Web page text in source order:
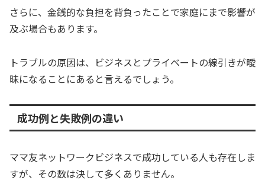
さらに、金銭的な負担を背負ったことで家庭にまで影響が
及ぶ場合もあります。
トラブルの原因は、ビジネスとプライベートの線引きが曖
昧になることにあると言えるでしょう。
成功例と失敗例の違い
ママ友ネットワークビジネスで成功している人も存在しま
すが、その数は決して多くありません。